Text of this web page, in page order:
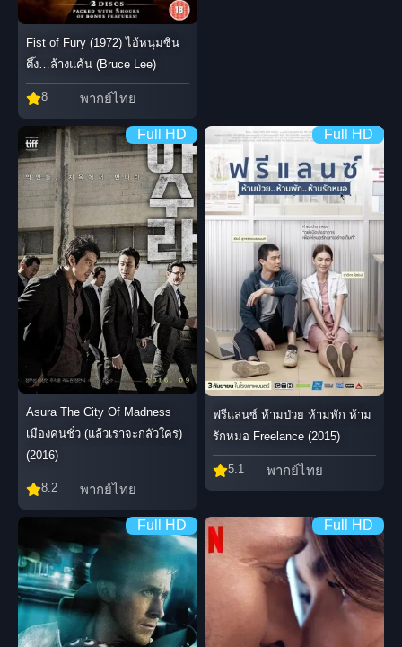
Fist of Fury (1972) ไอ้หนุ่มซิน
ตึ๊ง…ล้างแค้น (Bruce Lee)
8 พากย์ไทย
Full HD
Asura The City Of Madness
เมืองคนชั่ว (แล้วเราจะกลัวใคร)
(2016)
8.2 พากย์ไทย
Full HD
ฟรีแลนซ์ ห้ามป่วย ห้ามพัก ห้าม
รักหมอ Freelance (2015)
5.1 พากย์ไทย
Full HD Full HD